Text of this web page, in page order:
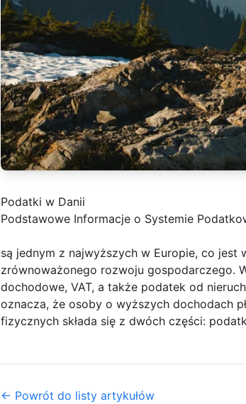
Podatki w Danii
Podstawowe Informacje o Systemie
są jednym z najwyższych w Europie, co jest
zrównoważonego rozwoju gospodarczego.
dochodowe, VAT, a także podatek od
oznacza, że osoby o wyższych dochodach
fizycznych składa się z dwóch części:
← Powrót do listy artykułów